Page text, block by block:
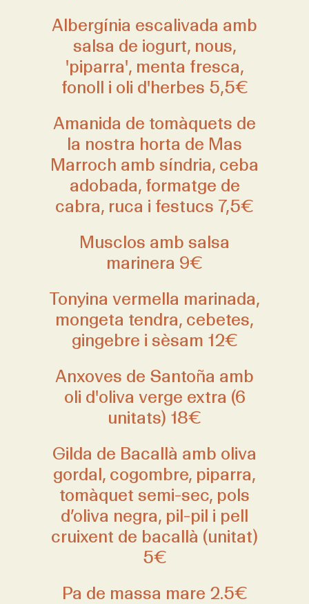
Albergínia escalivada amb
salsa de iogurt, nous,
'piparra', menta fresca,
fonoll i oli d'herbes 5,5€
Amanida de tomàquets de
la nostra horta de Mas
Marroch amb síndria, ceba
adobada, formatge de
cabra, ruca i festucs 7,5€
Musclos amb salsa
marinera 9€
Tonyina vermella marinada,
mongeta tendra, cebetes,
gingebre i sèsam 12€
Anxoves de Santoña amb
oli d'oliva verge extra (6
unitats) 18€
Gilda de Bacallà amb oliva
gordal, cogombre, piparra,
tomàquet semi-sec, pols
d’oliva negra, pil-pil i pell
cruixent de bacallà (unitat)
5€
Pa de massa mare 2.5€